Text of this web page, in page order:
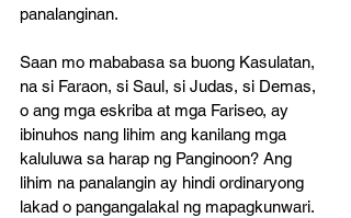
panalanginan.
Saan mo mababasa sa buong Kasulatan,
na si Faraon, si Saul, si Judas, si Demas,
o ang mga eskriba at mga Fariseo, ay
ibinuhos nang lihim ang kanilang mga
kaluluwa sa harap ng Panginoon? Ang
lihim na panalangin ay hindi ordinaryong
lakad o pangangalakal ng mapagkunwari.